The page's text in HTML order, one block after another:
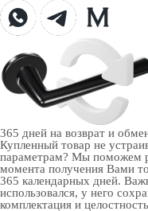
365 дней на возврат и
Купленный товар не
параметрам? Мы поможем
момента получения Вами
365 календарных дней.
использовался, у него
комплектация и